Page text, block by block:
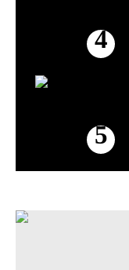
4
5